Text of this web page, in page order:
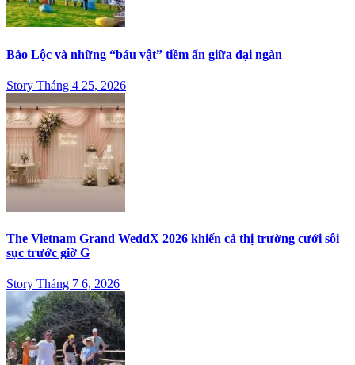
Bảo Lộc và những “báu vật” tiềm ẩn giữa đại ngàn
Story Tháng 4 25, 2026
The Vietnam Grand WeddX 2026 khiến cả thị trường cưới sôi
sục trước giờ G
Story Tháng 7 6, 2026